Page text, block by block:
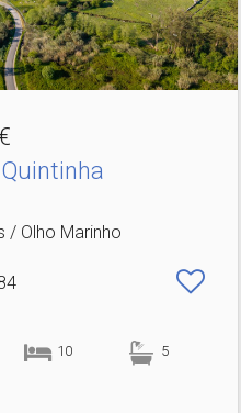
/ Olho Marinho
10 5